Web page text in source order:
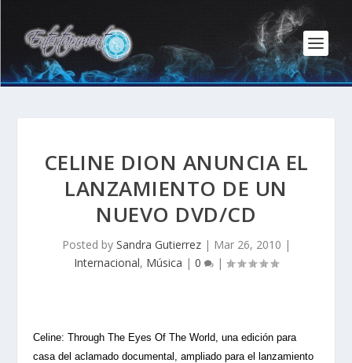
CELINE DION ANUNCIA EL
LANZAMIENTO DE UN
NUEVO DVD/CD
Posted by Sandra Gutierrez| Mar 26, 2010 |
Internacional, Música | 0 |
Celine: Through The Eyes Of The World, una edición para
casa del aclamado documental, ampliado para el lanzamiento